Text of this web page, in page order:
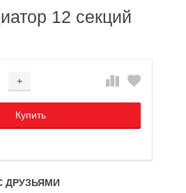
12 секций
+
Добавляется...
Купить
Добавлен
ДРУЗЬЯМИ